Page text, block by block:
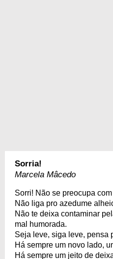
Sorria!
Marcela Mâcedo
Sorri! Não se preocupa
Não liga pro azedume
Não te deixa contaminar
mal humorada.
Seja leve, siga leve, pensa
Há sempre um novo lado,
Há sempre um jeito de